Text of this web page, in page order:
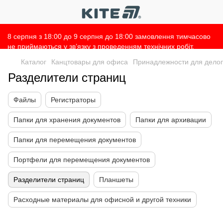
8 серпня з 18:00 до 9 серпня до 18:00 замовлення тимчасово
не приймаються у зв’язку з проведенням технічних робіт.
за розуміння 💛
Каталог Канцтовары для офиса Принадлежности для
Разделители страниц
Файлы Регистраторы
Папки для хранения документов Папки для архивации
Папки для перемещения документов
Портфели для перемещения документов
Разделители страниц Планшеты
Расходные материалы для офисной и другой техники